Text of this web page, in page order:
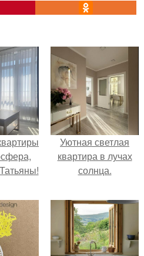
Уютная светлая
квартира в лучах
солнца.